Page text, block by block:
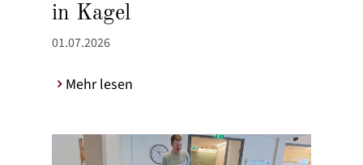
in Kagel
01.07.2026
Mehr lesen